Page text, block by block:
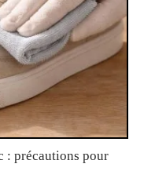
: précautions pour